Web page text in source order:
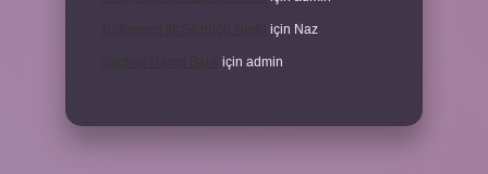
için Naz
için admin